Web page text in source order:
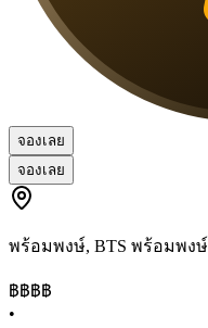
จองเลย
จองเลย
พร้อมพงษ์, BTS พร้อมพงษ์
฿฿฿฿
•